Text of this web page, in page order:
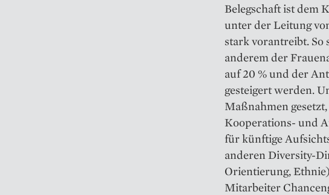
Belegschaft ist dem
unter der ­Leitung
stark vorantreibt. So
anderem der
auf 20 % und der
gesteigert werden.
Maßnahmen
Kooperations- und
für künftige
anderen Diversity-
Orientierung,
Mitarbeiter